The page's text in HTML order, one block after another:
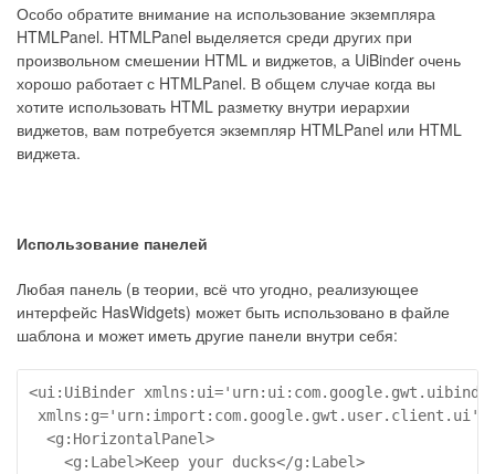
Особо обратите внимание на использование экземпляра
HTMLPanel. HTMLPanel выделяется среди других при
произвольном смешении HTML и виджетов, а UiBinder очень
хорошо работает с HTMLPanel. В общем случае когда вы
хотите использовать HTML разметку внутри иерархии
виджетов, вам потребуется экземпляр HTMLPanel или HTML
виджета.
Использование панелей
Любая панель (в теории, всё что угодно, реализующее
интерфейс HasWidgets) может быть использовано в файле
шаблона и может иметь другие панели внутри себя:
<ui:UiBinder
xmlns:g='urn:import:com.google.gwt.user.client.ui'>
  <g:HorizontalPanel>
    <g:Label>Keep your ducks</g:Label>